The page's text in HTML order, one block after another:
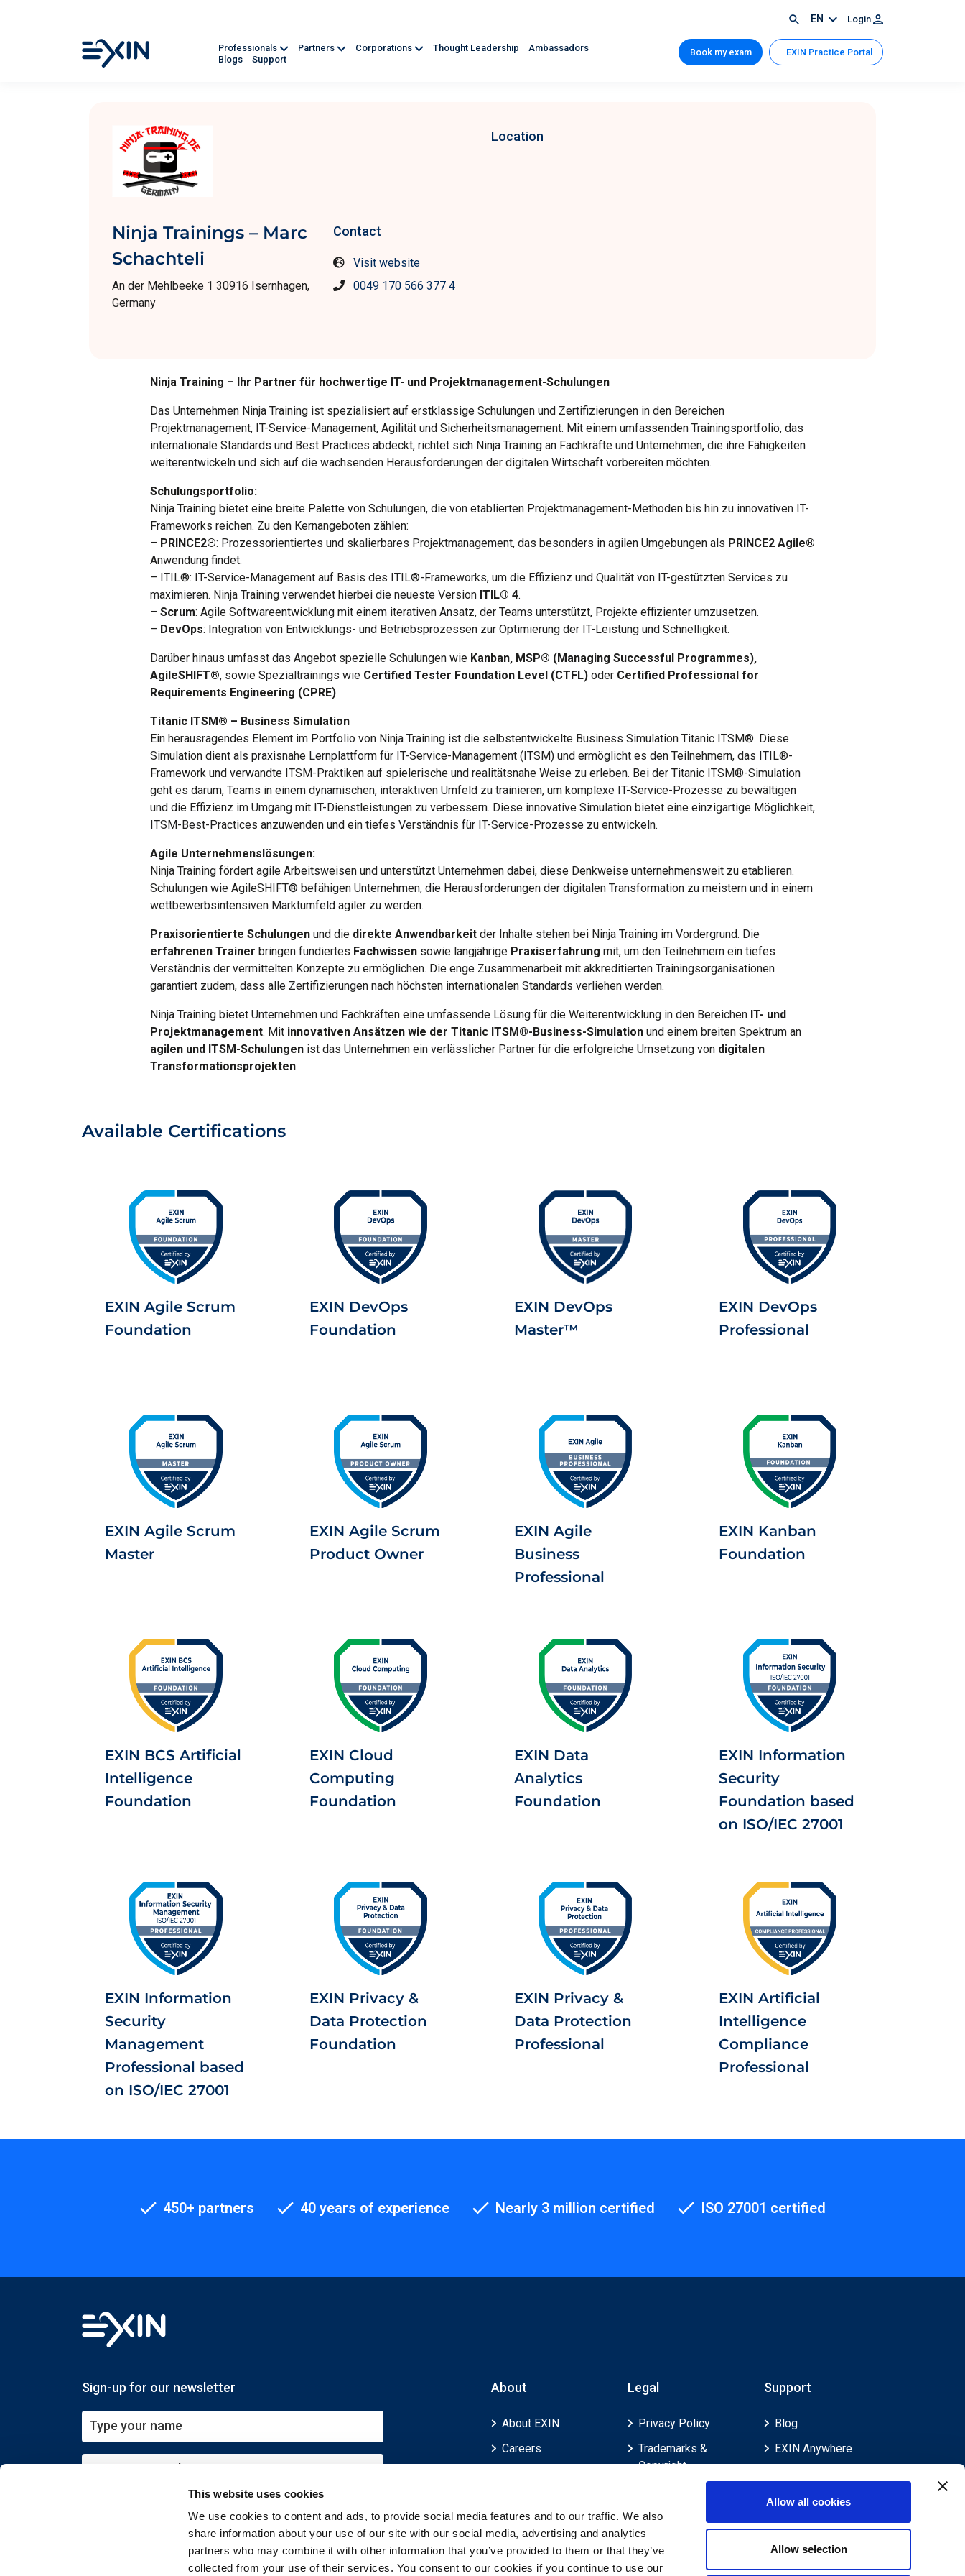
This website uses cookies
We use cookies to content and ads, to provide social media features and to our traffic. We also
share information about your use of our site with our social media, advertising and analytics
partners who may combine it with other information that you’ve provided to them or that they’ve
collected from your use of their services. You consent to our cookies if you continue to use our
Allow all cookies
Allow selection
EN Login
Professionals Partners Corporations Thought Leadership
Ambassadors
Blogs
Support
Book my exam EXIN Practice Portal
Ninja Trainings – Marc
Schachteli
An der Mehlbeeke 1 30916 Isernhagen,
Germany
Contact
Visit website
0049 170 566 377 4
Location
Ninja Training – Ihr Partner für hochwertige IT- und Projektmanagement-Schulungen
Das Unternehmen Ninja Training ist spezialisiert auf erstklassige Schulungen und Zertifizierungen in den Bereichen
Projektmanagement, IT-Service-Management, Agilität und Sicherheitsmanagement. Mit einem umfassenden Trainingsportfolio, das
internationale Standards und Best Practices abdeckt, richtet sich Ninja Training an Fachkräfte und Unternehmen, die ihre Fähigkeiten
weiterentwickeln und sich auf die wachsenden Herausforderungen der digitalen Wirtschaft vorbereiten möchten.
Schulungsportfolio:
Ninja Training bietet eine breite Palette von Schulungen, die von etablierten Projektmanagement-Methoden bis hin zu innovativen IT-
Frameworks reichen. Zu den Kernangeboten zählen:
– PRINCE2®: Prozessorientiertes und skalierbares Projektmanagement, das besonders in agilen Umgebungen als PRINCE2 Agile®
Anwendung findet.
– ITIL®: IT-Service-Management auf Basis des ITIL®-Frameworks, um die Effizienz und Qualität von IT-gestützten Services zu
maximieren. Ninja Training verwendet hierbei die neueste Version ITIL® 4.
– Scrum: Agile Softwareentwicklung mit einem iterativen Ansatz, der Teams unterstützt, Projekte effizienter umzusetzen.
– DevOps: Integration von Entwicklungs- und Betriebsprozessen zur Optimierung der IT-Leistung und Schnelligkeit.
Darüber hinaus umfasst das Angebot spezielle Schulungen wie Kanban, MSP® (Managing Successful Programmes),
AgileSHIFT®, sowie Spezialtrainings wie Certified Tester Foundation Level (CTFL) oder Certified Professional for
Requirements Engineering (CPRE).
Titanic ITSM® – Business Simulation
Ein herausragendes Element im Portfolio von Ninja Training ist die selbstentwickelte Business Simulation Titanic ITSM®. Diese
Simulation dient als praxisnahe Lernplattform für IT-Service-Management (ITSM) und ermöglicht es den Teilnehmern, das ITIL®-
Framework und verwandte ITSM-Praktiken auf spielerische und realitätsnahe Weise zu erleben. Bei der Titanic ITSM®-Simulation
geht es darum, Teams in einem dynamischen, interaktiven Umfeld zu trainieren, um komplexe IT-Service-Prozesse zu bewältigen
und die Effizienz im Umgang mit IT-Dienstleistungen zu verbessern. Diese innovative Simulation bietet eine einzigartige Möglichkeit,
ITSM-Best-Practices anzuwenden und ein tiefes Verständnis für IT-Service-Prozesse zu entwickeln.
Agile Unternehmenslösungen:
Ninja Training fördert agile Arbeitsweisen und unterstützt Unternehmen dabei, diese Denkweise unternehmensweit zu etablieren.
Schulungen wie AgileSHIFT® befähigen Unternehmen, die Herausforderungen der digitalen Transformation zu meistern und in einem
wettbewerbsintensiven Marktumfeld agiler zu werden.
Praxisorientierte Schulungen und die direkte Anwendbarkeit der Inhalte stehen bei Ninja Training im Vordergrund. Die
erfahrenen Trainer bringen fundiertes Fachwissen sowie langjährige Praxiserfahrung mit, um den Teilnehmern ein tiefes
Verständnis der vermittelten Konzepte zu ermöglichen. Die enge Zusammenarbeit mit akkreditierten Trainingsorganisationen
garantiert zudem, dass alle Zertifizierungen nach höchsten internationalen Standards verliehen werden.
Ninja Training bietet Unternehmen und Fachkräften eine umfassende Lösung für die Weiterentwicklung in den Bereichen IT- und
Projektmanagement. Mit innovativen Ansätzen wie der Titanic ITSM®-Business-Simulation und einem breiten Spektrum an
agilen und ITSM-Schulungen ist das Unternehmen ein verlässlicher Partner für die erfolgreiche Umsetzung von digitalen
Transformationsprojekten.
Available Certifications
EXIN Agile Scrum
Foundation
EXIN DevOps
Foundation
EXIN DevOps
Master™
EXIN DevOps
Professional
EXIN Agile Scrum
Master
EXIN Agile Scrum
Product Owner
EXIN Agile
Business
Professional
EXIN Kanban
Foundation
EXIN BCS Artificial
Intelligence
Foundation
EXIN Cloud
Computing
Foundation
EXIN Data
Analytics
Foundation
EXIN Information
Security
Foundation based
on ISO/IEC 27001
EXIN Information
Security
Management
Professional based
on ISO/IEC 27001
EXIN Privacy &
Data Protection
Foundation
EXIN Privacy &
Data Protection
Professional
EXIN Artificial
Intelligence
Compliance
Professional
450+ partners 40 years of experience Nearly 3 million certified ISO 27001 certified
Sign-up for our newsletter About
About EXIN
Careers
Legal
Privacy Policy
Trademarks &
Copyright
Legal Policies
Feedback & Appeals
Disclaimer
Support
Blog
EXIN Anywhere